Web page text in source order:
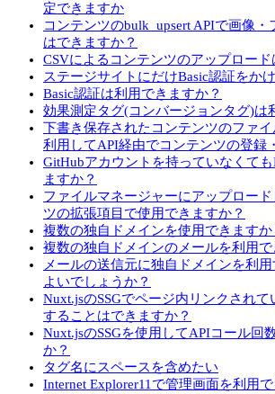
定できますか
コンテンツのbulk_upsert APIで画像
はできますか？
CSVによるコンテンツのアップロード
ステージサイトにだけBasic認証をか
Basic認証は利用できますか？
効果測定タグ(コンバージョンタグ)は
下書き保存されたコンテンツのファ
利用してAPI経由でコンテンツの登録
GitHubアカウントを持っていなくて
ますか？
ファイルマネージャーにアップロー
ツの拡張項目で使用できますか？
複数の独自ドメインを使用できますか
複数の独自ドメインのメールを利用で
メールの送信元に独自ドメインを利
よいでしょうか？
Nuxt.jsのSSGでページ内リンクされ
することはできますか？
Nuxt.jsのSSGを使用してAPIコール回
か？
タグ名にスペースを含めたい
Internet Explorer11で管理画面を利用